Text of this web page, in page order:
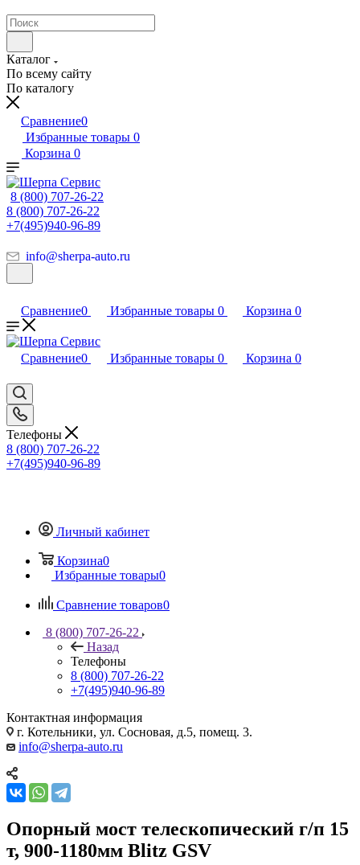
Каталог
По всему сайту
По каталогу
Сравнение0
Избранные товары 0
Корзина 0
8 (800) 707-26-22
8 (800) 707-26-22
+7(495)940-96-89
info@sherpa-auto.ru
Сравнение0 Избранные товары 0 Корзина 0
Сравнение0 Избранные товары 0 Корзина 0
Телефоны
8 (800) 707-26-22
+7(495)940-96-89
Личный кабинет
Корзина0
Избранные товары0
Сравнение товаров0
8 (800) 707-26-22
Назад
Телефоны
8 (800) 707-26-22
+7(495)940-96-89
Контактная информация
г. Котельники, ул. Сосновая, д.5, помещ. 3.
info@sherpa-auto.ru
Опорный мост телескопический г/п 15
т, 900-1180мм Blitz GSV